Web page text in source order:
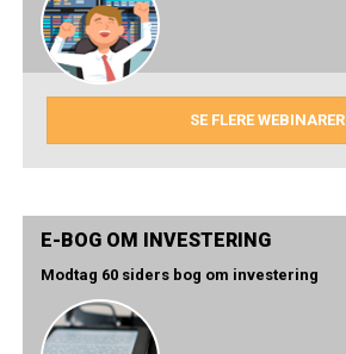
SE FLERE WEBINARER
E-BOG OM INVESTERING
Modtag 60 siders bog om investering